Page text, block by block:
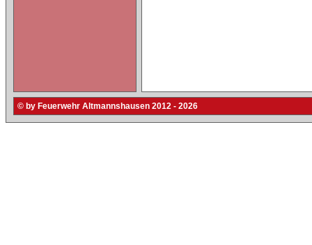
© by Feuerwehr Altmannshausen 2012 - 2026